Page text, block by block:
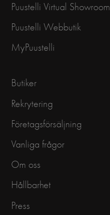
Puustelli Virtual Showroom
Puustelli Webbutik
MyPuustelli
Butiker
Rekrytering
Företagsförsäljning
Vanliga frågor
Om oss
Hållbarhet
Press